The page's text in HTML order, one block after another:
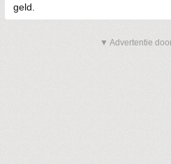
geld.
▼ Advertentie